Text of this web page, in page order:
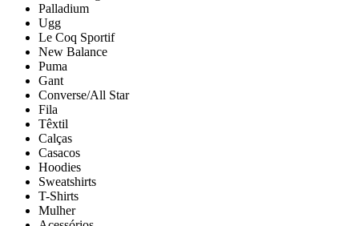
Palladium
Ugg
Le Coq Sportif
New Balance
Puma
Gant
Converse/All Star
Fila
Têxtil
Calças
Casacos
Hoodies
Sweatshirts
T-Shirts
Mulher